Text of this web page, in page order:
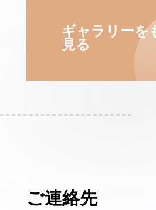
ギャラリーを
見る
ご連絡先